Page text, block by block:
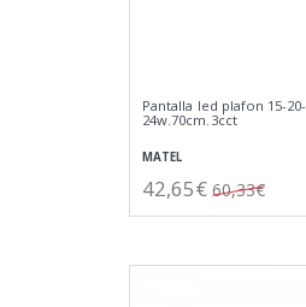
Pantalla led plafon 15-20-
24w.70cm.3cct
MATEL
42,65€ 60,33€